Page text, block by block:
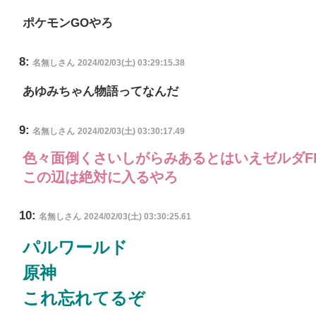
ポケモンGOやろ
8: 名無しさん 2024/02/03(土) 03:29:15.38
あゆみちゃん物語ってなんだ
9: 名無しさん 2024/02/03(土) 03:30:17.49
色々面倒くさいしがらみあるとはいえゼルダ
この辺は絶対に入るやろ
10: 名無しさん 2024/02/03(土) 03:30:25.61
パルワールド
原神
これ忘れてるぞ